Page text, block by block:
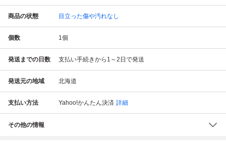
商品の状態 目立った傷や汚れなし
個数 1個
発送までの日数 支払い手続きから1～2日で発送
発送元の地域 北海道
支払い方法 Yahoo!かんたん決済 詳細
その他の情報